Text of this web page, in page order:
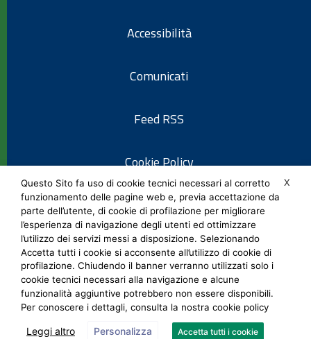
Accessibilità
Comunicati
Feed RSS
Cookie Policy
Informativa privacy
Note legali
Social Media Policy
X
Questo Sito fa uso di cookie tecnici necessari al corretto
funzionamento delle pagine web e, previa accettazione da
parte dell’utente, di cookie di profilazione per migliorare
l’esperienza di navigazione degli utenti ed ottimizzare
l’utilizzo dei servizi messi a disposizione. Selezionando
Accetta tutti i cookie si acconsente all’utilizzo di cookie di
profilazione. Chiudendo il banner verranno utilizzati solo i
cookie tecnici necessari alla navigazione e alcune
funzionalità aggiuntive potrebbero non essere disponibili.
Per conoscere i dettagli, consulta la nostra cookie policy
Leggi altro Personalizza Accetta tutti i cookie